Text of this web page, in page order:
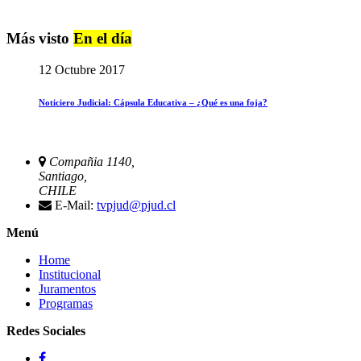
Más visto En el día
12 Octubre 2017
Noticiero Judicial: Cápsula Educativa – ¿Qué es una foja?
Compañia 1140,
Santiago,
CHILE
E-Mail: tvpjud@pjud.cl
Menú
Home
Institucional
Juramentos
Programas
Redes Sociales